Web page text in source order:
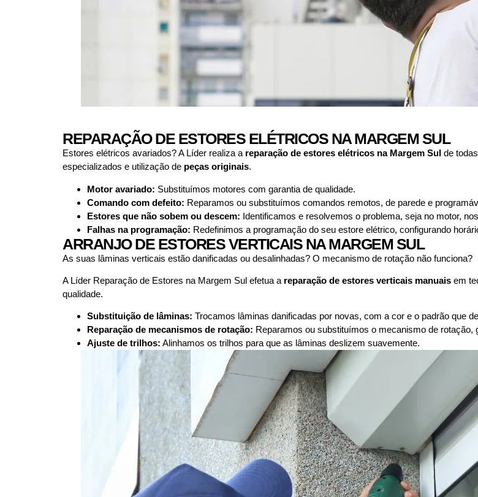
REPARAÇÃO DE ESTORES ELÉTRICOS NA MARGEM SUL
Estores elétricos avariados? A Líder realiza a reparação de estores elétricos na Margem Sul de
especializados e utilização de peças originais.
Motor avariado: Substituímos motores com garantia de qualidade.
Comando com defeito: Reparamos ou substituímos comandos remotos, de parede e
Estores que não sobem ou descem: Identificamos e resolvemos o problema, seja no motor,
Falhas na programação: Redefinimos a programação do seu estore elétrico, configurando
ARRANJO DE ESTORES VERTICAIS NA MARGEM SUL
As suas lâminas verticais estão danificadas ou desalinhadas? O mecanismo de rotação não funciona?
A Líder Reparação de Estores na Margem Sul efetua a reparação de estores verticais manuais em
qualidade.
Substituição de lâminas: Trocamos lâminas danificadas por novas, com a cor e o padrão que
Reparação de mecanismos de rotação: Reparamos ou substituímos o mecanismo de rotação,
Ajuste de trilhos: Alinhamos os trilhos para que as lâminas deslizem suavemente.